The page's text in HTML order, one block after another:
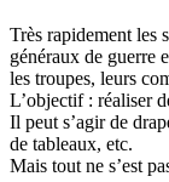
Très rapidement les
généraux de guerre
les troupes, leurs
L’objectif : réaliser
Il peut s’agir de
de tableaux, etc.
Mais tout ne s’est